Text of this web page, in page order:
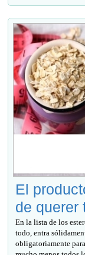
El
de querer
En la lista de los
todo, entra
obligatoriamente